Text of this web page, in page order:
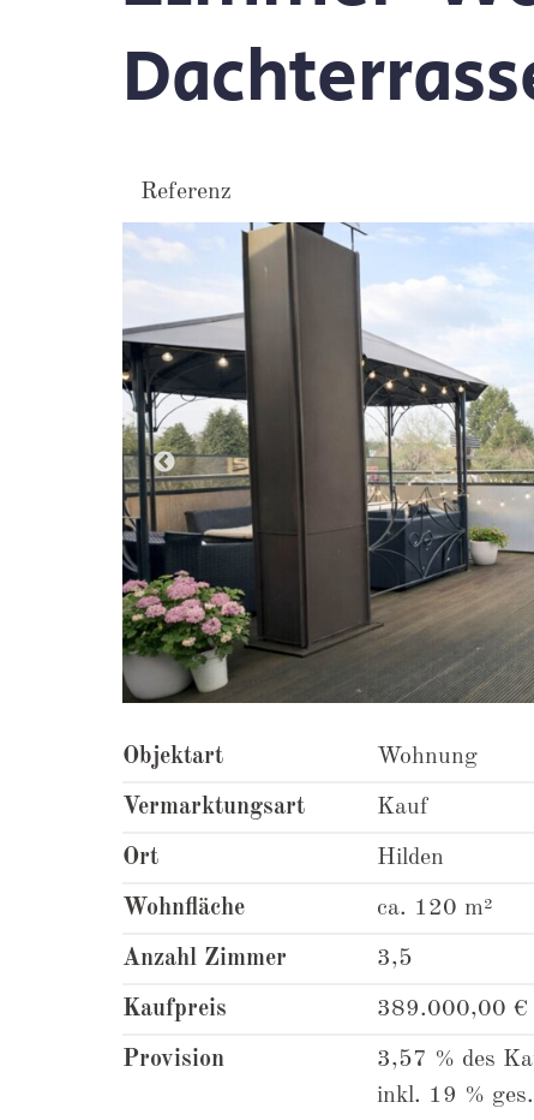
Referenz
Objektart Wohnung
Vermarktungsart Kauf
Ort Hilden
Wohnfläche ca. 120 m²
Anzahl Zimmer 3,5
Kaufpreis 389.000,00 €
Provision
3,57 % des
inkl. 19 %